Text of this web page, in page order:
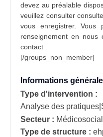
devez au préalable
veuillez consulter
vous enregistrer. Vous
renseignement en nous
contact
[/groups_non_member]
Informations
Type d'intervention :
Analyse des
Secteur : Médicosocial
Type de structure :